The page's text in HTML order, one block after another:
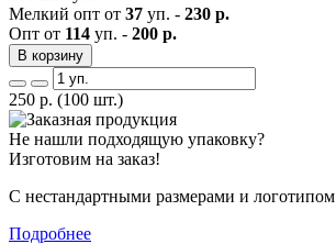
Мелкий опт от 37 уп. - 230 р.
Опт от 114 уп. - 200 р.
В корзину
250 р. (100 шт.)
Не нашли подходящую упаковку?
Изготовим на заказ!
С нестандартными размерами и логотипом
Подробнее